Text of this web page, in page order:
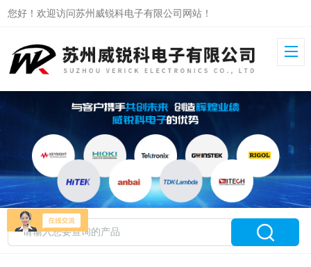
您好！欢迎访问苏州威锐科电子有限公司网站！